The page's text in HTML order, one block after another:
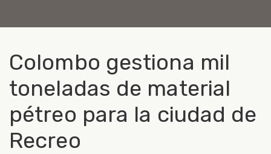
Colombo gestiona mil
toneladas de material
pétreo para la ciudad de
Recreo